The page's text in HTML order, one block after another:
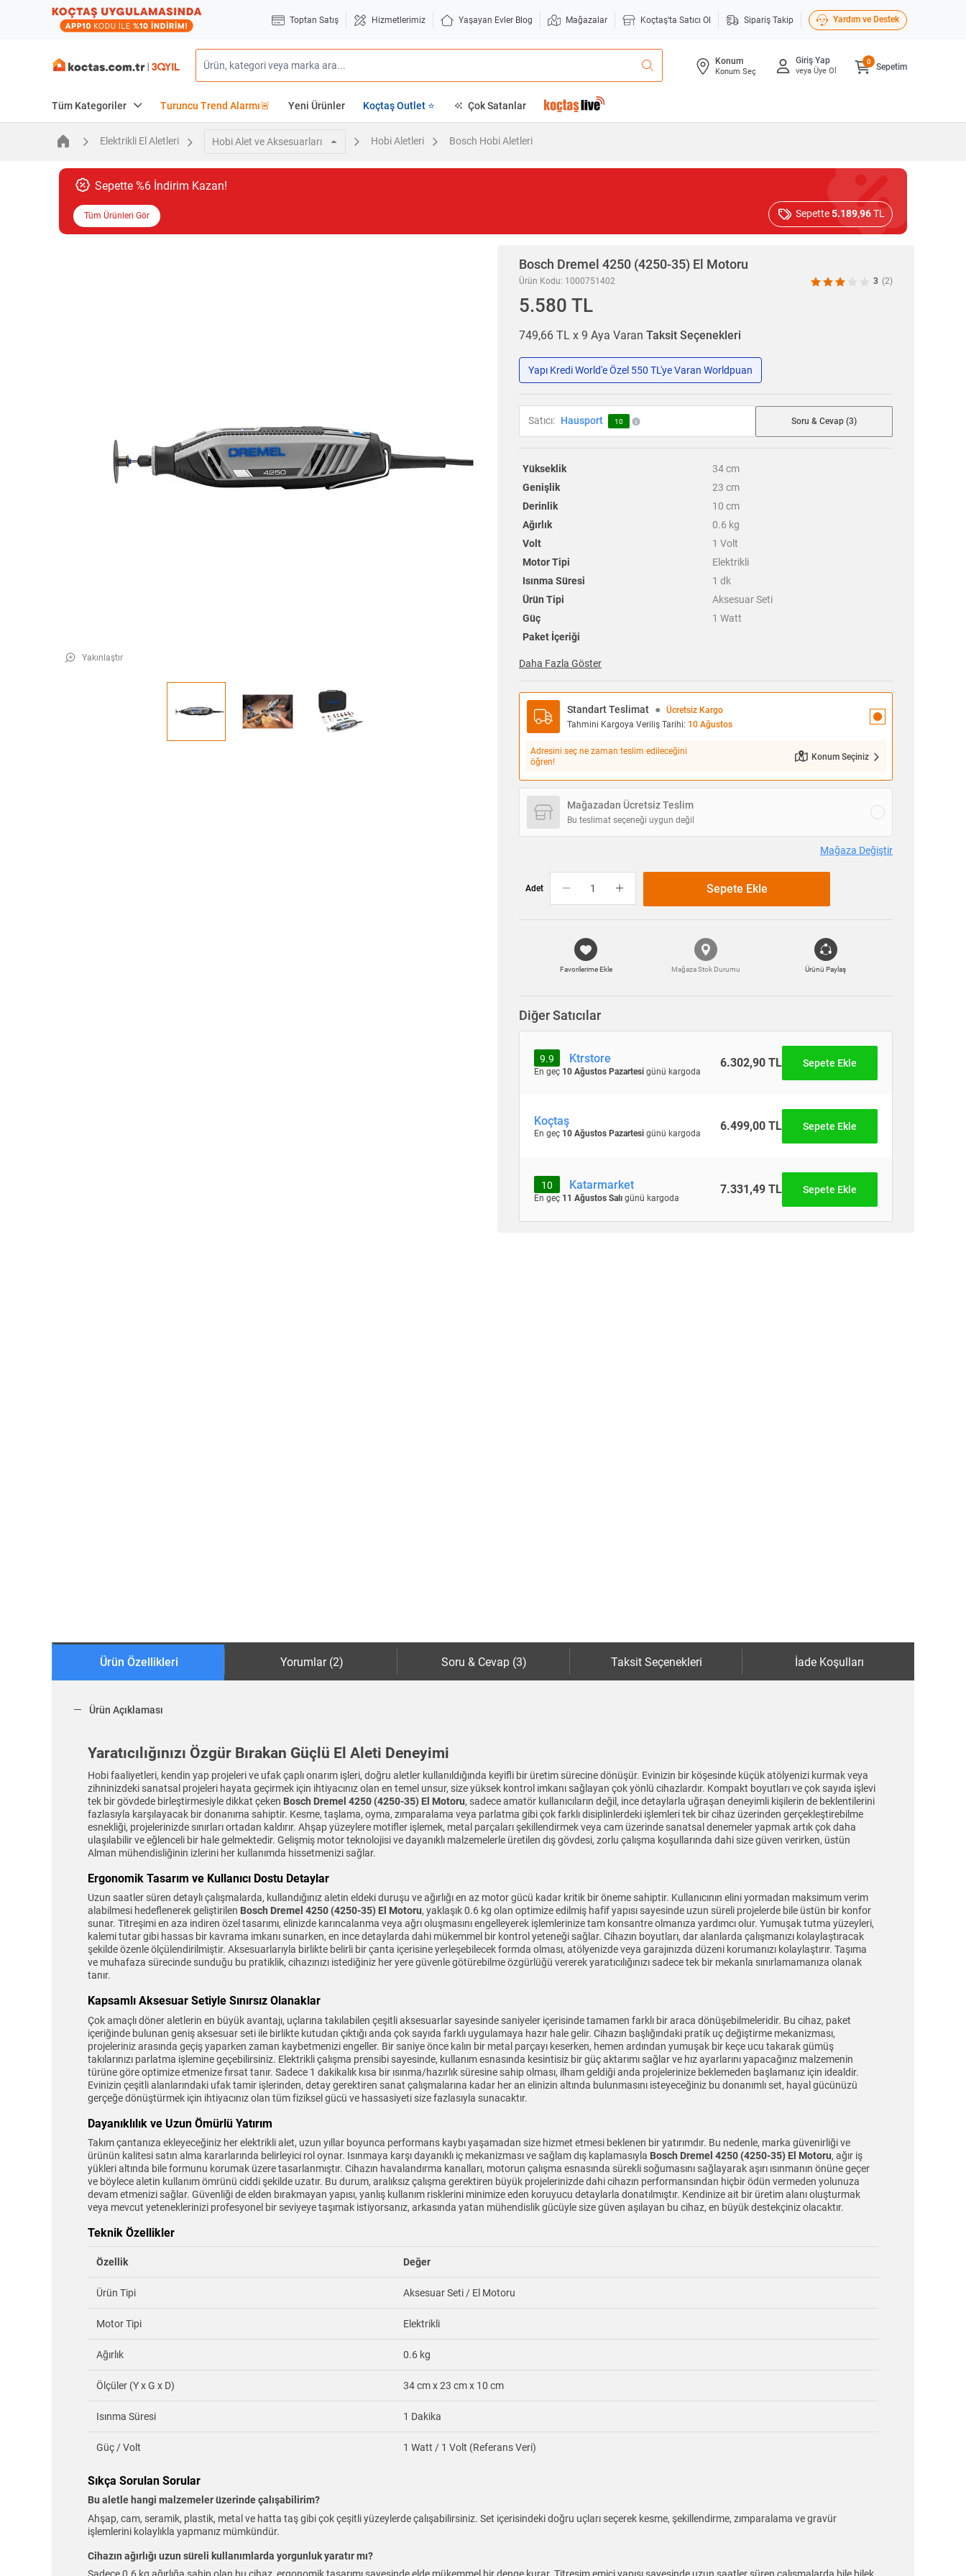
Toptan Satış Hizmetlerimiz Yaşayan Evler Blog Mağazalar Koçtaş'ta Satıcı Ol Sipariş Takip Yardım ve Destek
Konum
Konum Seç
Giriş Yap
veya Üye Ol Sepetim
0
Tüm Kategoriler Turuncu Trend Alarmı🚨 Yeni Ürünler Koçtaş Outlet ⭐ Çok Satanlar
Elektrikli El Aletleri Hobi Alet ve Aksesuarları Hobi Aletleri Bosch Hobi Aletleri
Sepette %6 İndirim Kazan!
Tüm Ürünleri Gör Sepette5.189,96TL
Yakınlaştır
Bosch Dremel 4250 (4250-35) El Motoru
Ürün Kodu: 1000751402 3 (2)
5.580 TL
749,66 TL x 9 Aya Varan Taksit Seçenekleri
Yapı Kredi World'e Özel 550 TL'ye Varan Worldpuan
Satıcı: Hausport 10 Soru & Cevap (3)
Yükseklik 34 cm
Genişlik
23 cm
Derinlik
10 cm
Ağırlık
0.6 kg
Volt
1 Volt
Motor Tipi
Elektrikli
Isınma Süresi
1 dk
Ürün Tipi
Aksesuar Seti
Güç
1 Watt
Paket İçeriği
Daha Fazla Göster
Standart Teslimat ●
Ücretsiz Kargo
Tahmini Kargoya Veriliş Tarihi: 10 Ağustos
Adresini seç ne zaman teslim edileceğini
öğren!
Konum Seçiniz
Mağazadan Ücretsiz Teslim
Bu teslimat seçeneği uygun değil
Mağaza Değiştir
Adet Sepete Ekle
Favorilerime Ekle Mağaza Stok Durumu Ürünü Paylaş
Diğer Satıcılar
9.9 Ktrstore
En geç 10 Ağustos Pazartesi günü kargoda
6.302,90 TL Sepete Ekle
Koçtaş
En geç 10 Ağustos Pazartesi günü kargoda
6.499,00 TL Sepete Ekle
10 Katarmarket
En geç 11 Ağustos Salı günü kargoda
7.331,49 TL Sepete Ekle
Ürün Özellikleri Yorumlar (2) Soru & Cevap (3) Taksit Seçenekleri İade Koşulları
Ürün Açıklaması
Yaratıcılığınızı Özgür Bırakan Güçlü El Aleti Deneyimi
Hobi faaliyetleri, kendin yap projeleri ve ufak çaplı onarım işleri, doğru aletler kullanıldığında keyifli bir üretim sürecine dönüşür. Evinizin bir köşesinde küçük atölyenizi kurmak veya
zihninizdeki sanatsal projeleri hayata geçirmek için ihtiyacınız olan en temel unsur, size yüksek kontrol imkanı sağlayan çok yönlü cihazlardır. Kompakt boyutları ve çok sayıda işlevi
tek bir gövdede birleştirmesiyle dikkat çeken Bosch Dremel 4250 (4250-35) El Motoru, sadece amatör kullanıcıların değil, ince detaylarla uğraşan deneyimli kişilerin de beklentilerini
fazlasıyla karşılayacak bir donanıma sahiptir. Kesme, taşlama, oyma, zımparalama veya parlatma gibi çok farklı disiplinlerdeki işlemleri tek bir cihaz üzerinden gerçekleştirebilme
esnekliği, projelerinizde sınırları ortadan kaldırır. Ahşap yüzeylere motifler işlemek, metal parçaları şekillendirmek veya cam üzerinde sanatsal denemeler yapmak artık çok daha
ulaşılabilir ve eğlenceli bir hale gelmektedir. Gelişmiş motor teknolojisi ve dayanıklı malzemelerle üretilen dış gövdesi, zorlu çalışma koşullarında dahi size güven verirken, üstün
Alman mühendisliğinin izlerini her kullanımda hissetmenizi sağlar.
Ergonomik Tasarım ve Kullanıcı Dostu Detaylar
Uzun saatler süren detaylı çalışmalarda, kullandığınız aletin eldeki duruşu ve ağırlığı en az motor gücü kadar kritik bir öneme sahiptir. Kullanıcının elini yormadan maksimum verim
alabilmesi hedeflenerek geliştirilen Bosch Dremel 4250 (4250-35) El Motoru, yaklaşık 0.6 kg olan optimize edilmiş hafif yapısı sayesinde uzun süreli projelerde bile üstün bir konfor
sunar. Titreşimi en aza indiren özel tasarımı, elinizde karıncalanma veya ağrı oluşmasını engelleyerek işlemlerinize tam konsantre olmanıza yardımcı olur. Yumuşak tutma yüzeyleri,
kalemi tutar gibi hassas bir kavrama imkanı sunarken, en ince detaylarda dahi mükemmel bir kontrol yeteneği sağlar. Cihazın boyutları, dar alanlarda çalışmanızı kolaylaştıracak
şekilde özenle ölçülendirilmiştir. Aksesuarlarıyla birlikte belirli bir çanta içerisine yerleşebilecek formda olması, atölyenizde veya garajınızda düzeni korumanızı kolaylaştırır. Taşıma
ve muhafaza sürecinde sunduğu bu pratiklik, cihazınızı istediğiniz her yere güvenle götürebilme özgürlüğü vererek yaratıcılığınızı sadece tek bir mekanla sınırlamamanıza olanak
tanır.
Kapsamlı Aksesuar Setiyle Sınırsız Olanaklar
Çok amaçlı döner aletlerin en büyük avantajı, uçlarına takılabilen çeşitli aksesuarlar sayesinde saniyeler içerisinde tamamen farklı bir araca dönüşebilmeleridir. Bu cihaz, paket
içeriğinde bulunan geniş aksesuar seti ile birlikte kutudan çıktığı anda çok sayıda farklı uygulamaya hazır hale gelir. Cihazın başlığındaki pratik uç değiştirme mekanizması,
projeleriniz arasında geçiş yaparken zaman kaybetmenizi engeller. Bir saniye önce kalın bir metal parçayı keserken, hemen ardından yumuşak bir keçe ucu takarak gümüş
takılarınızı parlatma işlemine geçebilirsiniz. Elektrikli çalışma prensibi sayesinde, kullanım esnasında kesintisiz bir güç aktarımı sağlar ve hız ayarlarını yapacağınız malzemenin
türüne göre optimize etmenize fırsat tanır. Sadece 1 dakikalık kısa bir ısınma/hazırlık süresine sahip olması, ilham geldiği anda projelerinize beklemeden başlamanız için idealdir.
Evinizin çeşitli alanlarındaki ufak tamir işlerinden, detay gerektiren sanat çalışmalarına kadar her an elinizin altında bulunmasını isteyeceğiniz bu donanımlı set, hayal gücünüzü
gerçeğe dönüştürmek için ihtiyacınız olan tüm fiziksel gücü ve hassasiyeti size fazlasıyla sunacaktır.
Dayanıklılık ve Uzun Ömürlü Yatırım
Takım çantanıza ekleyeceğiniz her elektrikli alet, uzun yıllar boyunca performans kaybı yaşamadan size hizmet etmesi beklenen bir yatırımdır. Bu nedenle, marka güvenirliği ve
ürünün kalitesi satın alma kararlarında belirleyici rol oynar. Isınmaya karşı dayanıklı iç mekanizması ve sağlam dış kaplamasıyla Bosch Dremel 4250 (4250-35) El Motoru, ağır iş
yükleri altında bile formunu korumak üzere tasarlanmıştır. Cihazın havalandırma kanalları, motorun çalışma esnasında sürekli soğumasını sağlayarak aşırı ısınmanın önüne geçer
ve böylece aletin kullanım ömrünü ciddi şekilde uzatır. Bu durum, aralıksız çalışma gerektiren büyük projelerinizde dahi cihazın performansından hiçbir ödün vermeden yolunuza
devam etmenizi sağlar. Güvenliği de elden bırakmayan yapısı, yanlış kullanım risklerini minimize eden koruyucu detaylarla donatılmıştır. Kendinize ait bir üretim alanı oluşturmak
veya mevcut yeteneklerinizi profesyonel bir seviyeye taşımak istiyorsanız, arkasında yatan mühendislik gücüyle size güven aşılayan bu cihaz, en büyük destekçiniz olacaktır.
Teknik Özellikler
Özellik Değer
Ürün Tipi Aksesuar Seti / El Motoru
Motor Tipi Elektrikli
Ağırlık 0.6 kg
Ölçüler (Y x G x D) 34 cm x 23 cm x 10 cm
Isınma Süresi 1 Dakika
Güç / Volt 1 Watt / 1 Volt (Referans Veri)
Sıkça Sorulan Sorular
Bu aletle hangi malzemeler üzerinde çalışabilirim?
Ahşap, cam, seramik, plastik, metal ve hatta taş gibi çok çeşitli yüzeylerde çalışabilirsiniz. Set içerisindeki doğru uçları seçerek kesme, şekillendirme, zımparalama ve gravür
işlemlerini kolaylıkla yapmanız mümkündür.
Cihazın ağırlığı uzun süreli kullanımlarda yorgunluk yaratır mı?